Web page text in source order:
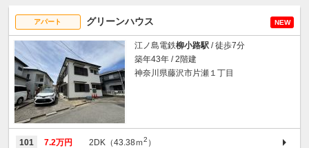
アパート グリーンハウス NEW
江ノ島電鉄柳小路駅 / 徒歩7分
築年43年 / 2階建
神奈川県藤沢市片瀬１丁目
101 7.2万円 2DK（43.38ｍ2 ）